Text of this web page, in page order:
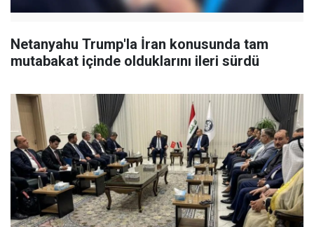
Netanyahu Trump'la İran konusunda tam
mutabakat içinde olduklarını ileri sürdü